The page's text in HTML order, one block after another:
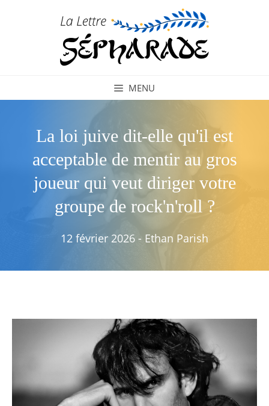
MENU
La loi juive dit-elle qu'il est
acceptable de mentir au gros
joueur qui veut diriger votre
groupe de rock'n'roll ?
12 février 2026 - Ethan Parish